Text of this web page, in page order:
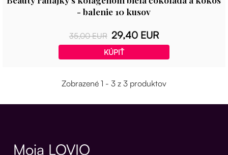
- balenie 10 kusov
35,00 EUR 29,40 EUR
KÚPIŤ
Zobrazené 1 - 3 z 3 produktov
Moja LOVIO